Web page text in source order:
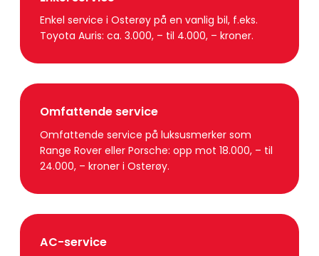
Enkel service i Osterøy på en vanlig bil, f.eks.
Toyota Auris: ca. 3.000, – til 4.000, – kroner.
Omfattende service
Omfattende service på luksusmerker som
Range Rover eller Porsche: opp mot 18.000, – til
24.000, – kroner i Osterøy.
AC-service